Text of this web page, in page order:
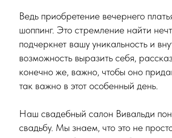
Ведь приобретение вечернего
шоппинг. Это стремление найти
подчеркнет вашу уникальность и
возможность выразить себя,
конечно же, важно, чтобы оно
так важно в этот особенный день.
Наш свадебный салон Вивальди
свадьбу. Мы знаем, что это не